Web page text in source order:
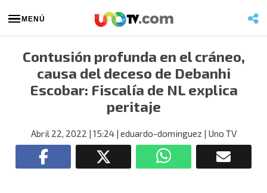
MENÚ
Contusión profunda en el cráneo,
causa del deceso de Debanhi
Escobar: Fiscalía de NL explica
peritaje
Abril 22, 2022 | 15:24| eduardo-dominguez | Uno TV